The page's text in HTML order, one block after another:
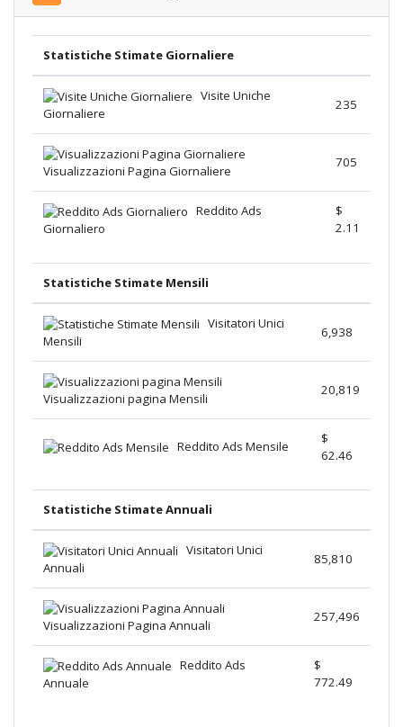
Statistiche Stimate Giornaliere
Visite Uniche
Giornaliere
235
Visualizzazioni Pagina Giornaliere
705
Reddito Ads
Giornaliero
$
2.11
Statistiche Stimate Mensili
Visitatori Unici
Mensili
6,938
Visualizzazioni pagina Mensili
20,819
Reddito Ads Mensile
$
62.46
Statistiche Stimate Annuali
Visitatori Unici
Annuali
85,810
Visualizzazioni Pagina Annuali
257,496
Reddito Ads
Annuale
$
772.49